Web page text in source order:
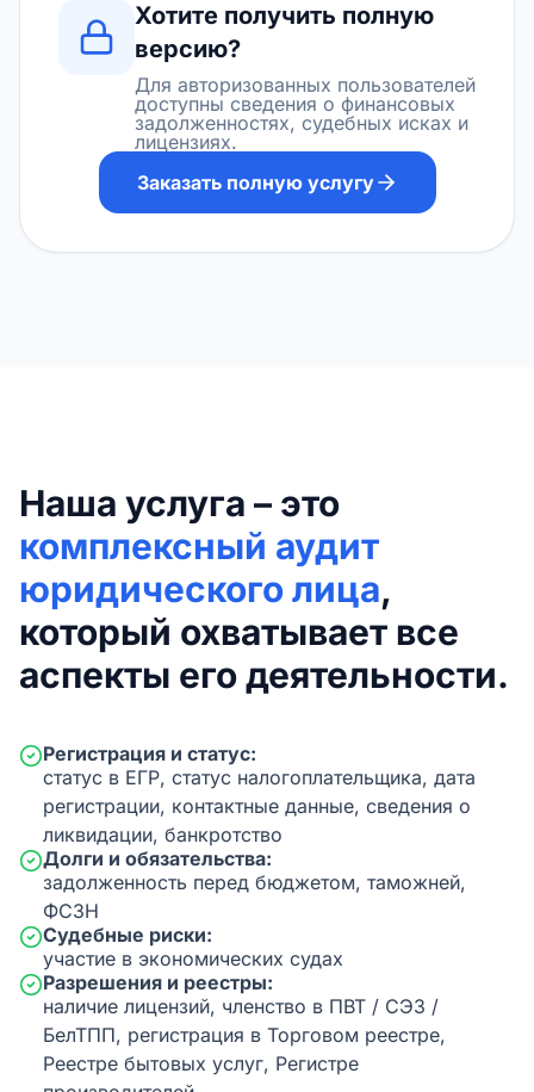
Хотите получить полную
версию?
Для авторизованных пользователей
доступны сведения о финансовых
задолженностях, судебных исках и
лицензиях.
Заказать полную услугу
Наша услуга – это
комплексный аудит
юридического лица,
который охватывает все
аспекты его деятельности.
Регистрация и статус:
статус в ЕГР, статус налогоплательщика, дата
регистрации, контактные данные, сведения о
ликвидации, банкротство
Долги и обязательства:
задолженность перед бюджетом, таможней,
ФСЗН
Судебные риски:
участие в экономических судах
Разрешения и реестры:
наличие лицензий, членство в ПВТ / СЭЗ /
БелТПП, регистрация в Торговом реестре,
Реестре бытовых услуг, Регистре